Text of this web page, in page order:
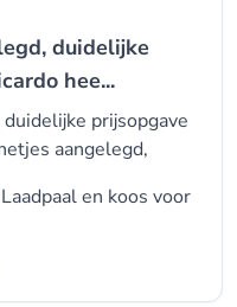
duidelijke
hee...
prijsopgave
aangelegd,
en koos voor